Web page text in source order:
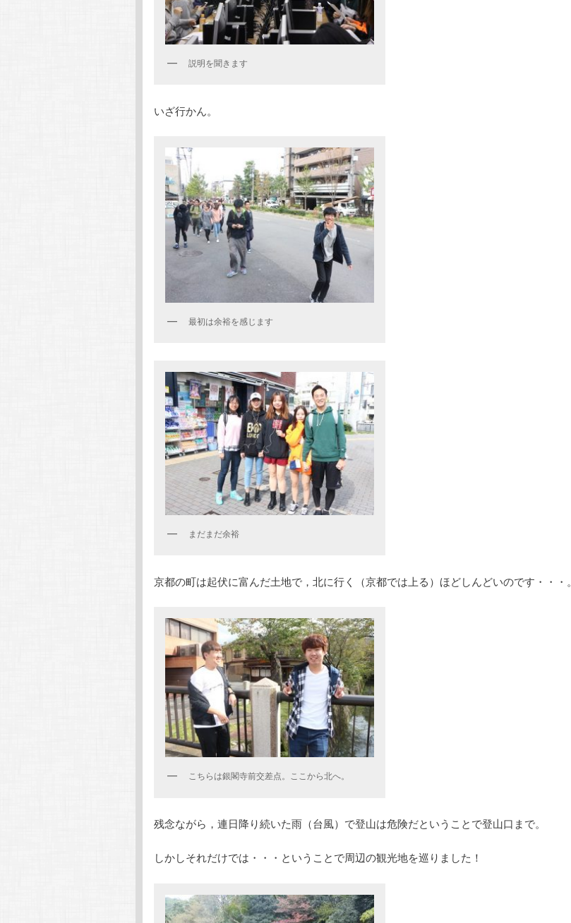
移
動
動
説明を聞きます
いざ行かん。
最初は余裕を感じます
まだまだ余裕
京都の町は起伏に富んだ土地で，北に行く（京都では上る）ほどしんどいのです・・・。
こちらは銀閣寺前交差点。ここから北へ。
残念ながら，連日降り続いた雨（台風）で登山は危険だということで登山口まで。
しかしそれだけでは・・・ということで周辺の観光地を巡りました！